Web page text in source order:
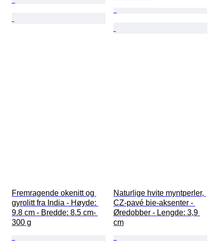
Fremragende okenitt og
gyrolitt fra India - Høyde:
9.8 cm - Bredde: 8.5 cm-
300 g
Naturlige hvite myntperler,
CZ-pavé bie-aksenter -
Øredobber - Lengde: 3,9
cm